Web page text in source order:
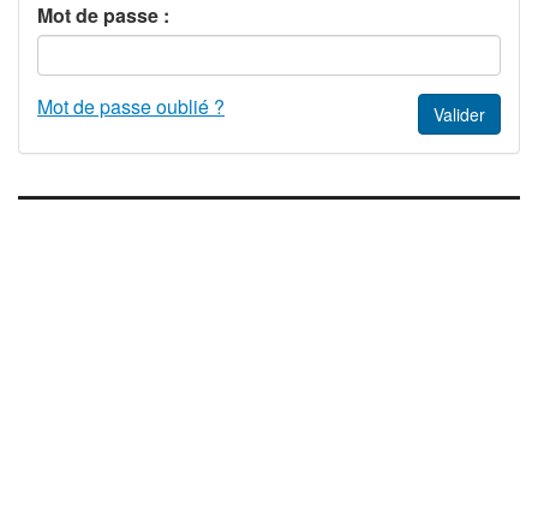
Mot de passe :
Mot de passe oublié ?